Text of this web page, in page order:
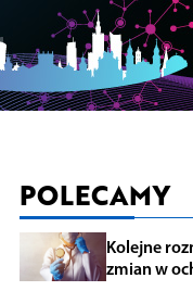
POLECAMY
Kolejne
zmian w